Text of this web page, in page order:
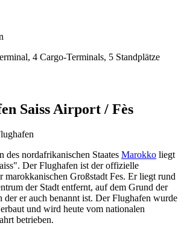
4 Cargo-Terminals, 5 Standplätze
Saiss Airport / Fès
des nordafrikanischen Staates Marokko liegt
Der Flughafen ist der offizielle
marokkanischen Großstadt Fes. Er liegt rund
der Stadt entfernt, auf dem Grund der
der er auch benannt ist. Der Flughafen wurde
und wird heute vom nationalen
betrieben.